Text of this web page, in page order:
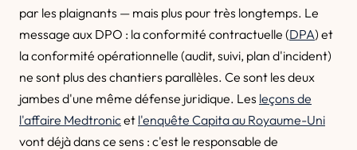
par les plaignants — mais plus pour très longtemps. Le
message aux DPO : la conformité contractuelle (DPA) et
la conformité opérationnelle (audit, suivi, plan d'incident)
ne sont plus des chantiers parallèles. Ce sont les deux
jambes d'une même défense juridique. Les leçons de
l'affaire Medtronicet l'enquête Capita au Royaume-Uni
vont déjà dans ce sens : c'est le responsable de